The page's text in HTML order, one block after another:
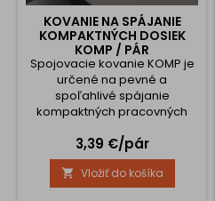
KOVANIE NA SPÁJANIE
KOMPAKTNÝCH DOSIEK
KOMP / PÁR
Spojovacie kovanie KOMP je
určené na pevné a
spoľahlivé spájanie
kompaktných pracovných
Predstavuje efektívne
riešenie pre profesionálnu
montáž, kde je kladený dôraz
na vysokú pevnosť spoja a
Cena
3,39 €/pár
 Vložiť do košíka